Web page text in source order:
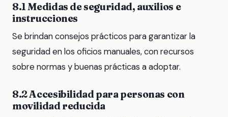
8.1 Medidas de seguridad, auxilios e
instrucciones
Se brindan consejos prácticos para garantizar la
seguridad en los oficios manuales, con recursos
sobre normas y buenas prácticas a adoptar.
8.2 Accesibilidad para personas con
movilidad reducida